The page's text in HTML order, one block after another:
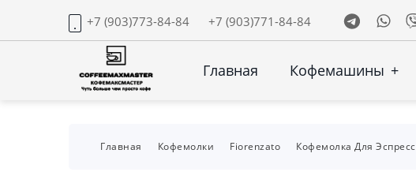
+7 (903)773-84-84 +7 (903)771-84-84 Telegram
Главная Кофемашины +
Главная Кофемолки Fiorenzato Кофемолка Для